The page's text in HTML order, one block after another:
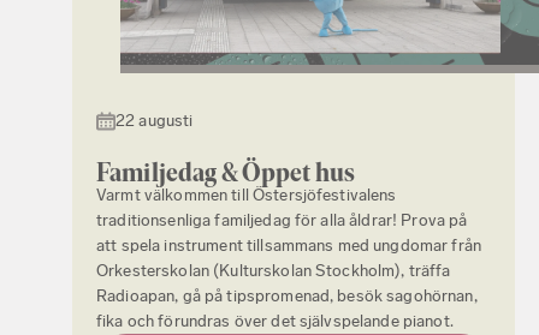
22 augusti
Familjedag & Öppet hus
Varmt välkommen till Östersjöfestivalens
traditionsenliga familjedag för alla åldrar! Prova på
att spela instrument tillsammans med ungdomar från
Orkesterskolan (Kulturskolan Stockholm), träffa
Radioapan, gå på tipspromenad, besök sagohörnan,
fika och förundras över det självspelande pianot.